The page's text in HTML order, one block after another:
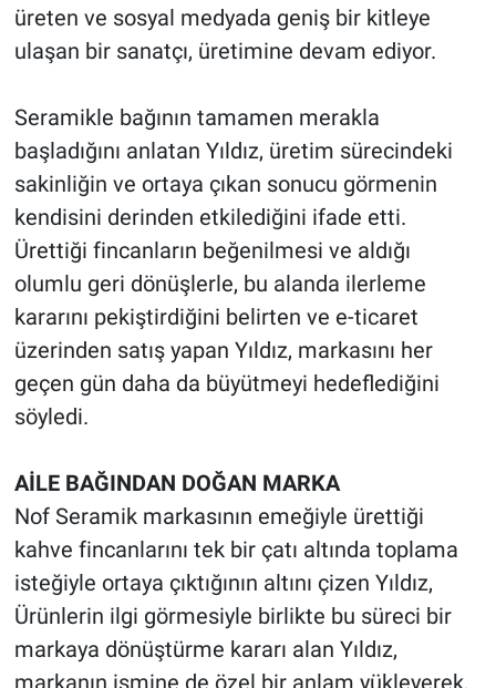
üreten ve sosyal medyada geniş bir kitleye
ulaşan bir sanatçı, üretimine devam ediyor.
Seramikle bağının tamamen merakla
başladığını anlatan Yıldız, üretim sürecindeki
sakinliğin ve ortaya çıkan sonucu görmenin
kendisini derinden etkilediğini ifade etti.
Ürettiği fincanların beğenilmesi ve aldığı
olumlu geri dönüşlerle, bu alanda ilerleme
kararını pekiştirdiğini belirten ve e-ticaret
üzerinden satış yapan Yıldız, markasını her
geçen gün daha da büyütmeyi hedeflediğini
söyledi.
AİLE BAĞINDAN DOĞAN MARKA
Nof Seramik markasının emeğiyle ürettiği
kahve fincanlarını tek bir çatı altında toplama
isteğiyle ortaya çıktığının altını çizen Yıldız,
Ürünlerin ilgi görmesiyle birlikte bu süreci bir
markaya dönüştürme kararı alan Yıldız,